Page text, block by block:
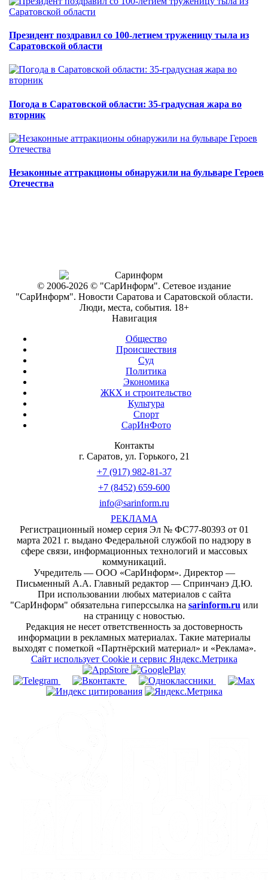
Президент поздравил со 100-летием труженицу тыла из
Саратовской области
Погода в Саратовской области: 35-градусная жара во
вторник
Незаконные аттракционы обнаружили на бульваре Героев
Отечества
© 2006-2026 © "СарИнформ". Сетевое издание
"СарИнформ". Новости Саратова и Саратовской области.
Люди, места, события. 18+
Навигация
Общество
Происшествия
Суд
Политика
Экономика
ЖКХ и строительство
Культура
Спорт
СарИнФото
Контакты
г. Саратов, ул. Горького, 21
+7 (917) 982-81-37
+7 (8452) 659-600
info@sarinform.ru
РЕКЛАМА
Регистрационный номер серия Эл № ФС77-80393 от 01
марта 2021 г. выдано Федеральной службой по надзору в
сфере связи, информационных технологий и массовых
коммуникаций.
Учредитель — ООО «СарИнформ». Директор —
Письменный А.А. Главный редактор — Спринчанэ Д.Ю.
При использовании любых материалов с сайта
"СарИнформ" обязательна гиперссылка на sarinform.ru или
на страницу с новостью.
Редакция не несет ответственность за достоверность
информации в рекламных материалах. Такие материалы
выходят с пометкой «Партнёрский материал» и «Реклама».
Сайт использует Cookie и сервиc Яндекс.Метрика